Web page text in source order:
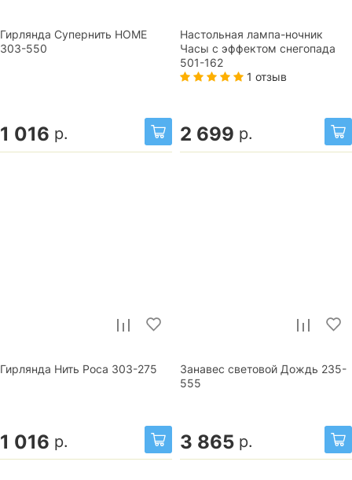
Гирлянда Супернить HOME
303-550
1 016 р.
Настольная лампа-ночник
Часы с эффектом снегопада
501-162
1 отзыв
2 699 р.
Гирлянда Нить Роса 303-275
1 016 р.
Занавес световой Дождь 235-
555
3 865 р.